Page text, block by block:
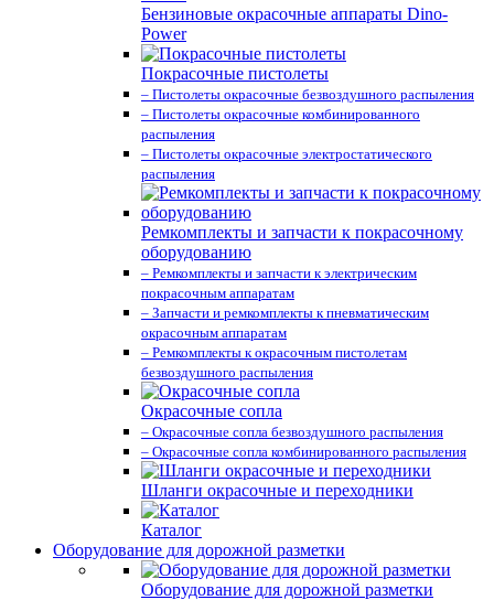
Бензиновые окрасочные аппараты Dino-
Power
Покрасочные пистолеты
– Пистолеты окрасочные безвоздушного распыления
– Пистолеты окрасочные комбинированного
распыления
– Пистолеты окрасочные электростатического
распыления
Ремкомплекты и запчасти к покрасочному
оборудованию
– Ремкомплекты и запчасти к электрическим
покрасочным аппаратам
– Запчасти и ремкомплекты к пневматическим
окрасочным аппаратам
– Ремкомплекты к окрасочным пистолетам
безвоздушного распыления
Окрасочные сопла
– Окрасочные сопла безвоздушного распыления
– Окрасочные сопла комбинированного распыления
Шланги окрасочные и переходники
Каталог
Оборудование для дорожной разметки
Оборудование для дорожной разметки